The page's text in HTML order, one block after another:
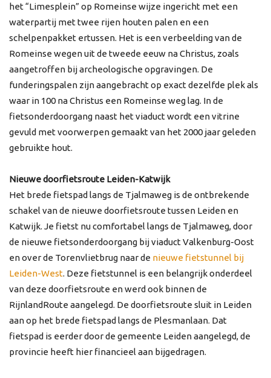
het “Limesplein” op Romeinse wijze ingericht met een
waterpartij met twee rijen houten palen en een
schelpenpakket ertussen. Het is een verbeelding van de
Romeinse wegen uit de tweede eeuw na Christus, zoals
aangetroffen bij archeologische opgravingen. De
funderingspalen zijn aangebracht op exact dezelfde plek als
waar in 100 na Christus een Romeinse weg lag. In de
fietsonderdoorgang naast het viaduct wordt een vitrine
gevuld met voorwerpen gemaakt van het 2000 jaar geleden
gebruikte hout.
Nieuwe doorfietsroute Leiden-Katwijk
Het brede fietspad langs de Tjalmaweg is de ontbrekende
schakel van de nieuwe doorfietsroute tussen Leiden en
Katwijk. Je fietst nu comfortabel langs de Tjalmaweg, door
de nieuwe fietsonderdoorgang bij viaduct Valkenburg-Oost
en over de Torenvlietbrug naar de nieuwe fietstunnel bij
Leiden-West. Deze fietstunnel is een belangrijk onderdeel
van deze doorfietsroute en werd ook binnen de
RijnlandRoute aangelegd. De doorfietsroute sluit in Leiden
aan op het brede fietspad langs de Plesmanlaan. Dat
fietspad is eerder door de gemeente Leiden aangelegd, de
provincie heeft hier financieel aan bijgedragen.